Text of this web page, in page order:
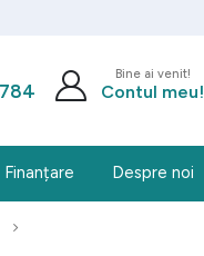
Bine ai venit!
Contul meu!
Finanțare Despre noi